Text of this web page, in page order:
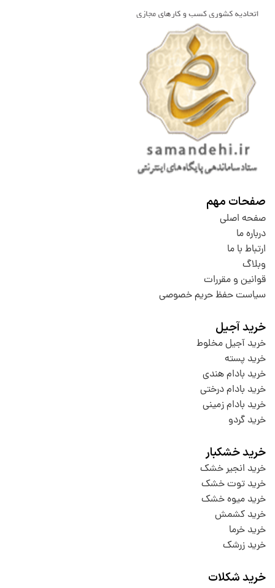
صفحات مهم
صفحه اصلی
درباره ما
ارتباط با ما
وبلاگ
قوانین و مقررات
سیاست حفظ حریم خصوصی
خرید آجیل
خرید آجیل مخلوط
خرید پسته
خرید بادام هندی
خرید بادام درختی
خرید بادام زمینی
خرید گردو
خرید خشکبار
خرید انجیر خشک
خرید توت خشک
خرید میوه خشک
خرید کشمش
خرید خرما
خرید زرشک
خرید شکلات